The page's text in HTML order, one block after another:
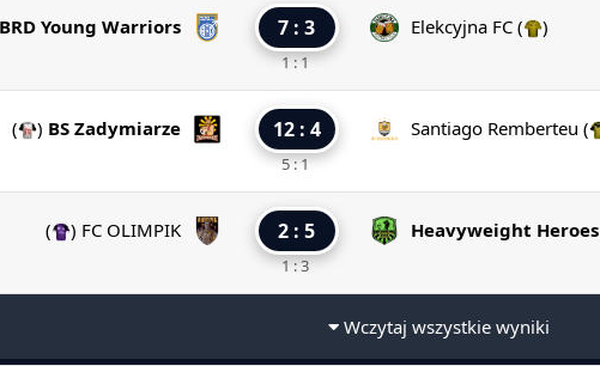
BRD Young Warriors 7 : 3
1 : 1
Elekcyjna FC( )
( ) BS Zadymiarze 12 : 4
5 : 1
Santiago Remberteu(
( ) FC OLIMPIK 2 : 5
1 : 3
Heavyweight Heroes
Wczytaj wszystkie wyniki